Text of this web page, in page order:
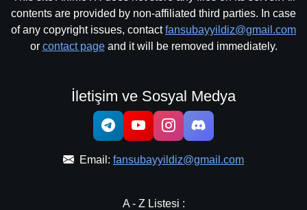
contents are provided by non-affiliated third parties. In case
of any copyright issues, contactfansubayyildiz@gmail.com
or contact pageand it will be removed immediately.
İletişim ve Sosyal Medya
Email: fansubayyildiz@gmail.com
A - Z Listesi :